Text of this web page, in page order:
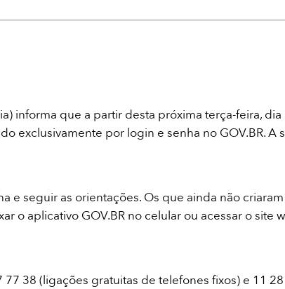
informa que a partir desta próxima terça-feira,
exclusivamente por login e senha no GOV.BR.
e seguir as orientações. Os que ainda não
o aplicativo GOV.BR no celular ou acessar o
38 (ligações gratuitas de telefones fixos) e 11